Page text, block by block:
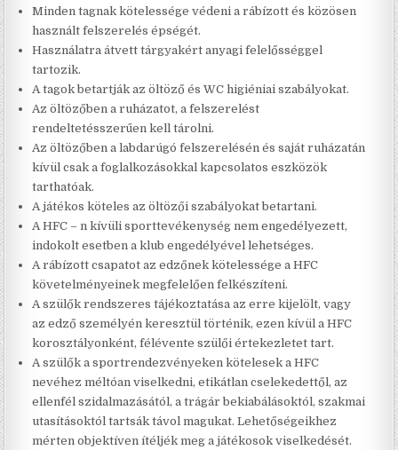
Minden tagnak kötelessége védeni a rábízott és közösen
használt felszerelés épségét.
Használatra átvett tárgyakért anyagi felelősséggel
tartozik.
A tagok betartják az öltöző és WC higiéniai szabályokat.
Az öltözőben a ruházatot, a felszerelést
rendeltetésszerűen kell tárolni.
Az öltözőben a labdarúgó felszerelésén és saját ruházatán
kívül csak a foglalkozásokkal kapcsolatos eszközök
tarthatóak.
A játékos köteles az öltözői szabályokat betartani.
A HFC – n kívüli sporttevékenység nem engedélyezett,
indokolt esetben a klub engedélyével lehetséges.
A rábízott csapatot az edzőnek kötelessége a HFC
követelményeinek megfelelően felkészíteni.
A szülők rendszeres tájékoztatása az erre kijelölt, vagy
az edző személyén keresztül történik, ezen kívül a HFC
korosztályonként, félévente szülői értekezletet tart.
A szülők a sportrendezvényeken kötelesek a HFC
nevéhez méltóan viselkedni, etikátlan cselekedettől, az
ellenfél szidalmazásától, a trágár bekiabálásoktól, szakmai
utasításoktól tartsák távol magukat. Lehetőségeikhez
mérten objektíven ítéljék meg a játékosok viselkedését.